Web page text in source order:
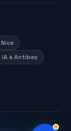
Nice
IA àAntibes